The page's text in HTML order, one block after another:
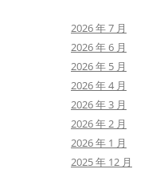
2026 年 7 月
2026 年 6 月
2026 年 5 月
2026 年 4 月
2026 年 3 月
2026 年 2 月
2026 年 1 月
2025 年 12 月